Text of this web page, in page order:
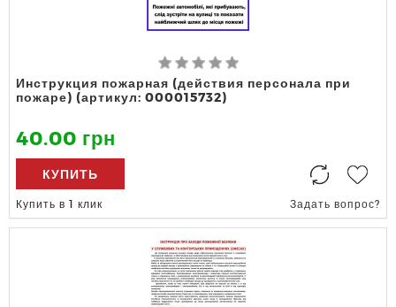
Инструкция пожарная (действия персонала при
пожаре) (артикул: 000015732)
40.00 грн
КУПИТЬ
Купить в 1 клик Задать вопрос?